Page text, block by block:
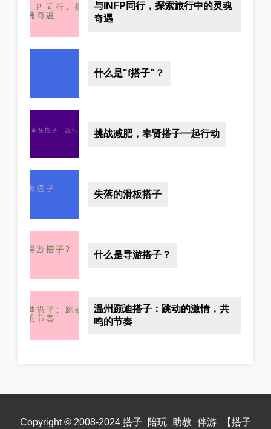
与INFP同行，探索旅行中的灵魂
奇遇
什么是"f搭子"？
挑战减肥，奉贤搭子一起行动
失落的滑板搭子
什么是导游搭子？
温州蹦迪搭子：跳动的激情，共
鸣的节奏
Copyright © 2008-2024 搭子_陪玩_助教_伴游_【搭子